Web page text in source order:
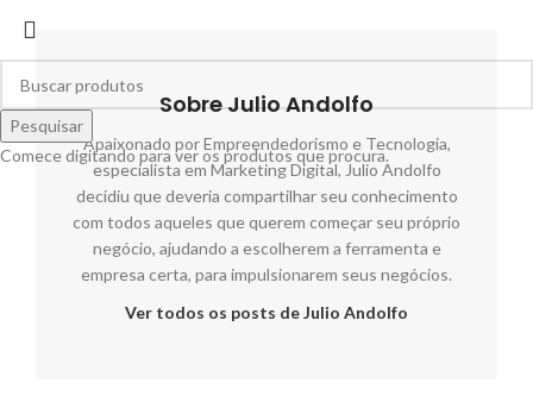
Sobre Julio Andolfo
Apaixonado por Empreendedorismo e Tecnologia,
especialista em Marketing Digital, Julio Andolfo
decidiu que deveria compartilhar seu conhecimento
com todos aqueles que querem começar seu próprio
negócio, ajudando a escolherem a ferramenta e
empresa certa, para impulsionarem seus negócios.
Ver todos os posts de Julio Andolfo
Pesquisar
Comece digitando para ver os produtos que procura.